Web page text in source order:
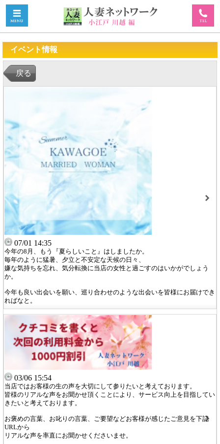
イベント情報
戻る
07/01 14:35
今年の8月、もう『夏らしいこと』はしましたか。
毎年のように猛暑、夕立と不安定な天候の日々、
嫌な気持ちを忘れ、気分転換に当店の女性と過ごすのはいかがでしょう
か。
今年も良い出会いを願い、巡り合わせのような出会いを皆様にお届けでき
ればなと。
03/06 15:54
当店ではお客様の生の声を大切にして参りたいと考えております。
皆様のリアルな声をお聞かせ頂くことにより、サービス向上を目指してい
きたいと考えております。
お褒めの言葉、お叱りの言葉、ご要望などお客様が感じたご意見を下記
URLから
リアルな声を率直にお聞かせくださいませ。